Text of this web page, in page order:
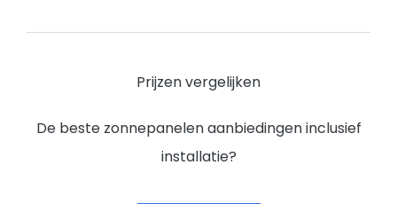
Prijzen vergelijken
De beste zonnepanelen aanbiedingen inclusief
installatie?